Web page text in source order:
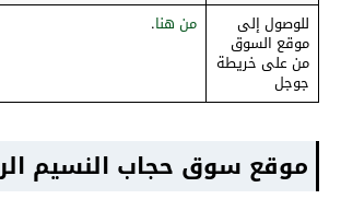
للوصول إلى
موقع السوق
من على خريطة
جوجل
من هنا.
موقع سوق حجاب النسيم